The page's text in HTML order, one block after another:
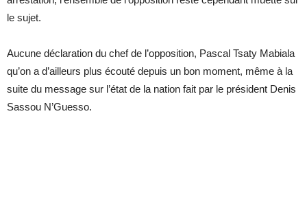
le sujet.
Aucune déclaration du chef de l’opposition, Pascal Tsaty Mabiala
qu’on a d’ailleurs plus écouté depuis un bon moment, même à la
suite du message sur l’état de la nation fait par le président Denis
Sassou N’Guesso.